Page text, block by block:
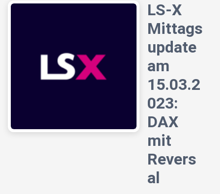
LS-X
Mittags
update
am
15.03.2
023:
DAX
mit
Revers
al